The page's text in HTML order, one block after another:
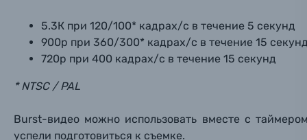
Электроника
Материалы
Осветительное оборудование
Имя*
Нажимая
5.3К при 120/100* кадрах/с в течение 5 секунд
900р при 360/300* кадрах/с в течение 15 секунд
720р при 400 кадрах/с в течение 15 секунд
* NTSC / PAL
Burst-видео можно использовать вместе с
успели подготовиться к съемке.